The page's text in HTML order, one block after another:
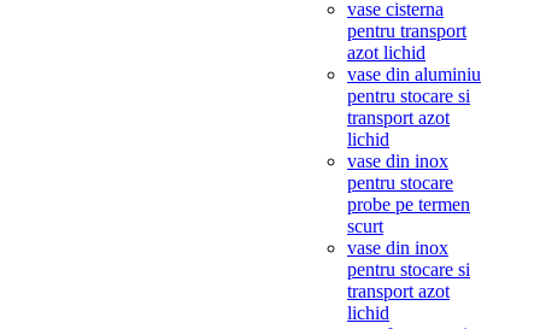
vase cisterna
pentru transport
azot lichid
vase din aluminiu
pentru stocare si
transport azot
lichid
vase din inox
pentru stocare
probe pe termen
scurt
vase din inox
pentru stocare si
transport azot
lichid